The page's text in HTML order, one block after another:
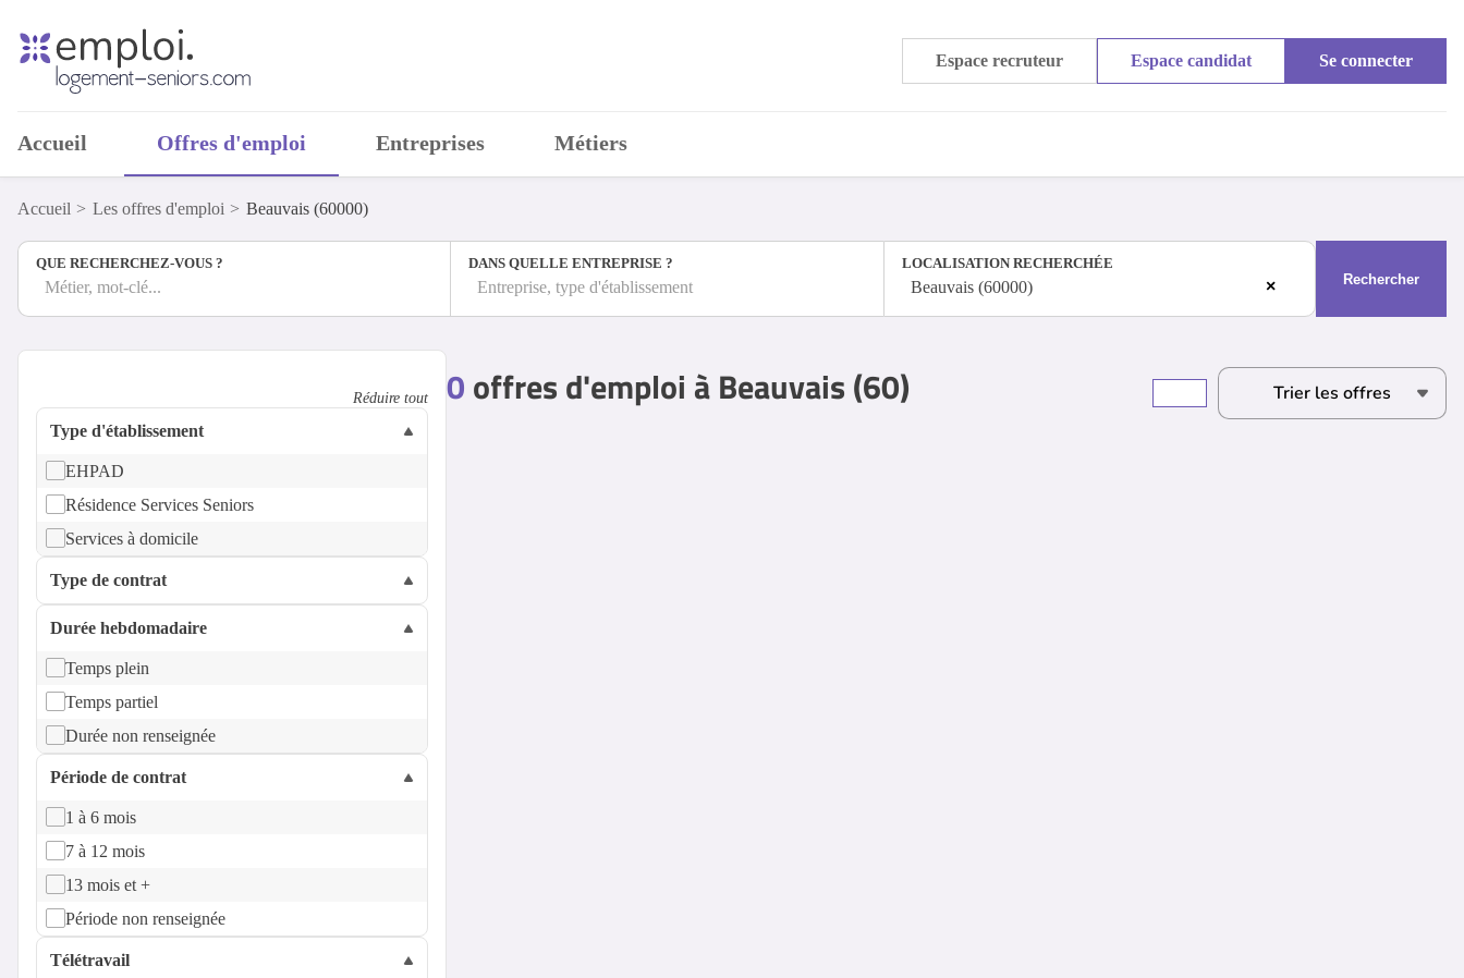
Espace recruteur Espace candidat Se connecter
Accueil Offres d'emploi Entreprises Métiers
Accueil Les offres d'emploi Beauvais (60000)
QUE RECHERCHEZ-VOUS ?
Métier, mot-clé...
DANS QUELLE ENTREPRISE ?
Entreprise, type d'établissement
LOCALISATION RECHERCHÉE
×
Beauvais (60000) Rechercher
0offres d'emploi à Beauvais (60)
Réduire tout
Type d'établissement
EHPAD
Résidence Services Seniors
Services à domicile
Type de contrat
Durée hebdomadaire
Temps plein
Temps partiel
Durée non renseignée
Période de contrat
1 à 6 mois
7 à 12 mois
13 mois et +
Période non renseignée
Télétravail